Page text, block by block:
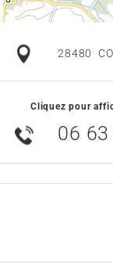
28480
Cliquez pour
06 63